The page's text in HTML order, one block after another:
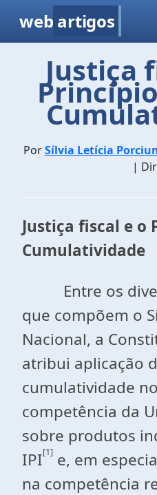
web artigos
Justiça
PorSílvia Letícia
|
Justiça fiscal e o
Cumulatividade
Entre os
que compõem o
Nacional, a
atribui aplicação
cumulatividade
competência da
sobre produtos
IPI[1] e, em
na competência